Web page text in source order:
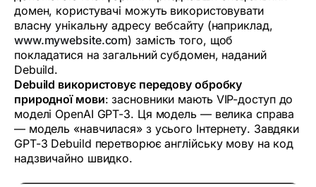
домен, користувачі можуть використовувати
власну унікальну адресу вебсайту (наприклад,
www.mywebsite.com) замість того, щоб
покладатися на загальний субдомен, наданий
Debuild.
Debuild використовує передову обробку
природної мови: засновники мають VIP-доступ до
моделі OpenAI GPT-3. Ця модель — велика справа
— модель «навчилася» з усього Інтернету. Завдяки
GPT-3 Debuild перетворює англійську мову на код
надзвичайно швидко.